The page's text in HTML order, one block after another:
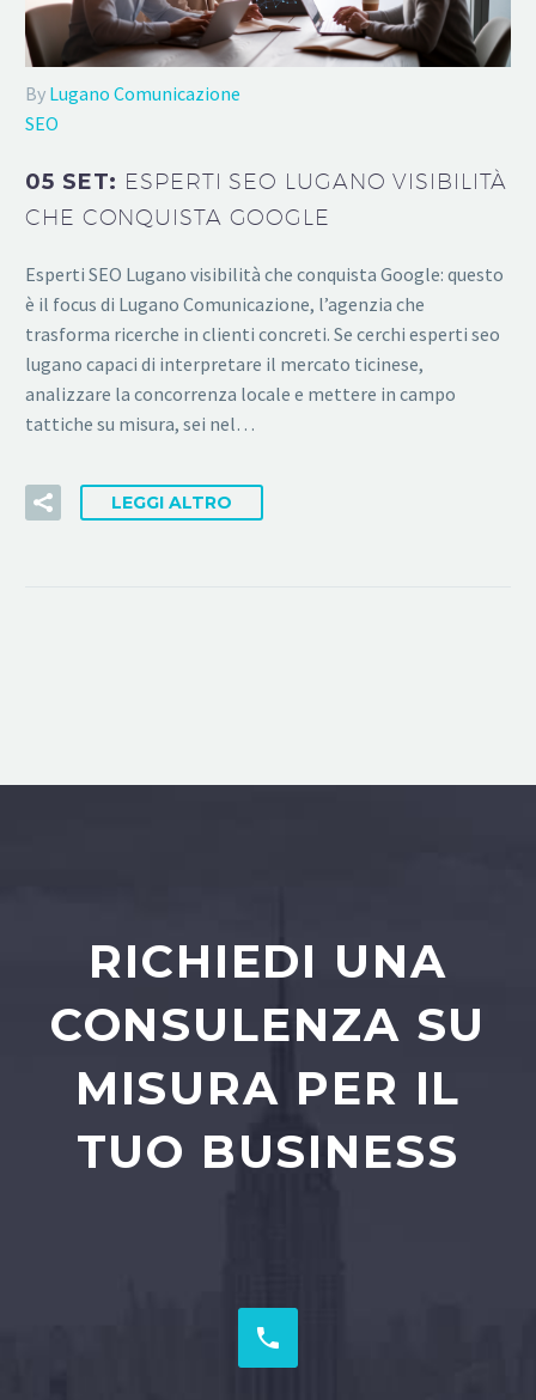
By Lugano Comunicazione
SEO
05 SET: ESPERTI SEO LUGANO VISIBILITÀ
CHE CONQUISTA GOOGLE
Esperti SEO Lugano visibilità che conquista Google: questo
è il focus di Lugano Comunicazione, l’agenzia che
trasforma ricerche in clienti concreti. Se cerchi esperti seo
lugano capaci di interpretare il mercato ticinese,
analizzare la concorrenza locale e mettere in campo
tattiche su misura, sei nel…
LEGGI ALTRO
RICHIEDI UNA
CONSULENZA SU
MISURA PER IL
TUO BUSINESS

